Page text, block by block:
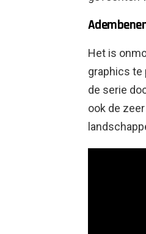
Het is
graphics te
de serie
ook de